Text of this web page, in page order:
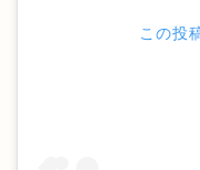
この投